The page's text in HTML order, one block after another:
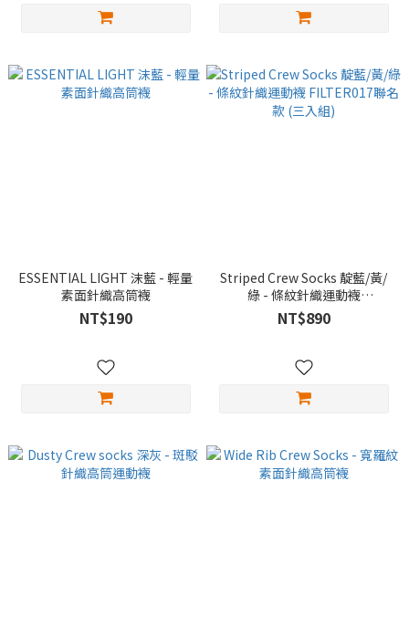
ESSENTIAL LIGHT 沫藍 - 輕量
素面針織高筒襪
NT$190
Striped Crew Socks 靛藍/黃/
綠 - 條紋針織運動襪
FILTER017聯名款 (三入組)
NT$890